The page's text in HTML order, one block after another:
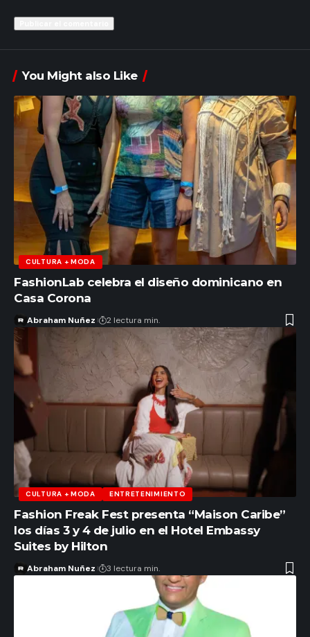
You Might also Like
CULTURA + MODA
FashionLab celebra el diseño dominicano en
Casa Corona
Abraham Nuñez 2 lectura min.
CULTURA + MODA ENTRETENIMIENTO
Fashion Freak Fest presenta “Maison Caribe”
los días 3 y 4 de julio en el Hotel Embassy
Suites by Hilton
Abraham Nuñez 3 lectura min.